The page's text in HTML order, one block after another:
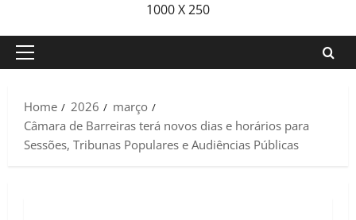
1000 X 250
Primary
Home
2026
março
Câmara de Barreiras terá novos dias e horários para
Sessões, Tribunas Populares e Audiências Públicas